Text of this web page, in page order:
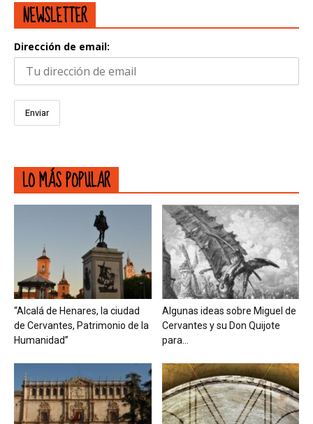
NEWSLETTER
Dirección de email:
LO MÁS POPULAR
“Alcalá de Henares, la ciudad
de Cervantes, Patrimonio de la
Humanidad”
Algunas ideas sobre Miguel de
Cervantes y su Don Quijote
para...